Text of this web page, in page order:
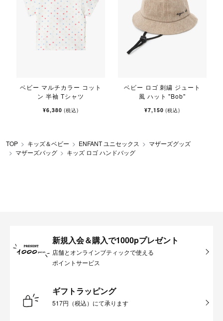
ベビー マルチカラー コット
ン 半袖 Tシャツ
¥6,380(税込)
ベビー ロゴ 刺繍 ジュート
風 ハット "Bob"
¥7,150(税込)
TOP キッズ＆ベビー ENFANT ユニセックス
マザーズグッズ
マザーズバッグ
キッズ ロゴ ハンドバッグ
新規入会＆購入で1000pプレゼント
店舗とオンラインブティックで使える
ポイントサービス
ギフトラッピング
517円（税込）にて承ります